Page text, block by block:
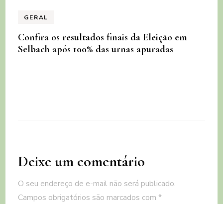
GERAL
Confira os resultados finais da Eleição em
Selbach após 100% das urnas apuradas
Deixe um comentário
O seu endereço de e-mail não será publicado.
Campos obrigatórios são marcados com*